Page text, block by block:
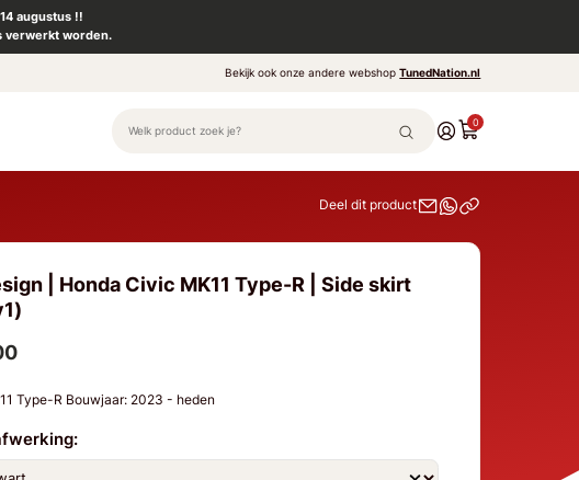
augustus !!
verwerkt worden.
Bekijk ook onze andere webshopTunedNation.nl
0
Deel dit product
| Honda Civic MK11 Type-R | Side skirt
Type-R Bouwjaar: 2023 - heden